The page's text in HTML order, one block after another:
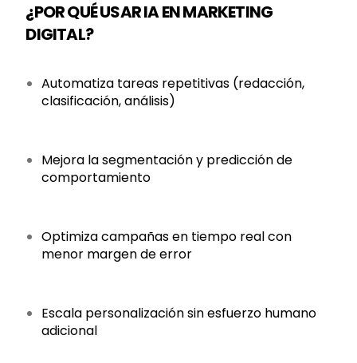
¿POR QUÉ USAR IA EN MARKETING
DIGITAL?
Automatiza tareas repetitivas (redacción,
clasificación, análisis)
Mejora la segmentación y predicción de
comportamiento
Optimiza campañas en tiempo real con
menor margen de error
Escala personalización sin esfuerzo humano
adicional